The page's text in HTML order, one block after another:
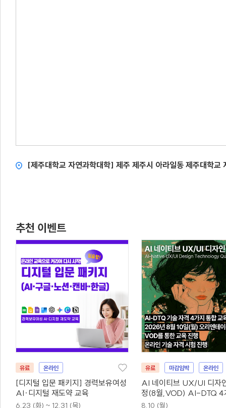
[제주대학교 자연과학대학] 제주 제주시 아라일동 제주대학교
추천 이벤트
유료 온라인
[디지털 입문 패키지] 경력보유여성
AI·디지털 재도약 교육
6.23 (화) ~ 12.31 (목)
유료 마감임박 온라인
AI 네이티브 UX/UI 디자
정(8월,VOD) AI-DTQ 4
동시취득
8.10 (월)